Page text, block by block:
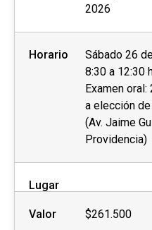
2026
Horario
Sábado 26
8:30 a 12:30
Examen
a elección
(Av. Jaime
Providencia)
Lugar
Valor $261.500